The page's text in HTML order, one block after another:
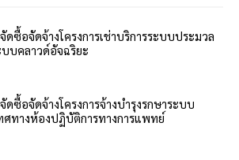
ดซื้อจัดจ้างโครงการเช่าบริการระบบประมวล
บคลาวด์อัจฉริยะ
ดซื้อจัดจ้างโครงการจ้างบำรุงรกษาระบบ
ศทางห้องปฏิบัติการทางการแพทย์